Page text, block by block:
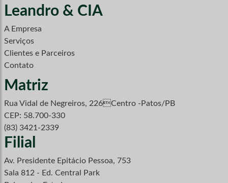
Leandro & CIA
A Empresa
Serviços
Clientes e Parceiros
Contato
Matriz
Rua Vidal de Negreiros, 226Centro -Patos/PB
CEP: 58.700-330
(83) 3421-2339
Filial
Av. Presidente Epitácio Pessoa, 753
Sala 812 - Ed. Central Park